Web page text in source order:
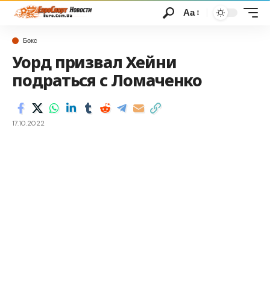
Аа
Бокс
Уорд призвал Хейни
подраться с Ломаченко
17.10.2022